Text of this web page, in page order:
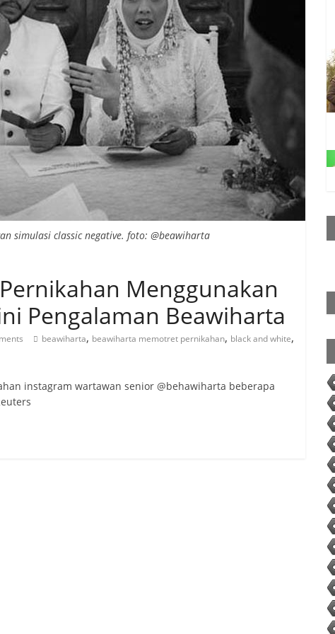
simulasi classic negative. foto: @beawiharta
Menggunakan
Pengalaman Beawiharta
beawiharta, beawiharta memotret pernikahan, black and white,
instagram wartawan senior @behawiharta beberapa